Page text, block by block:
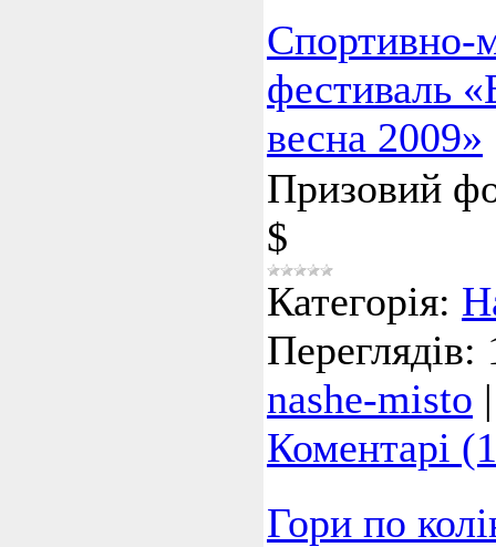
Спортивно-
фестиваль
весна 2009»
Призовий
$
Категорія:
Переглядів:
nashe-misto
Коментарі
Гори по